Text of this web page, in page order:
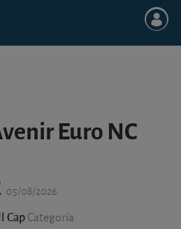
Euro NC
05/08/2026
CapCategoría